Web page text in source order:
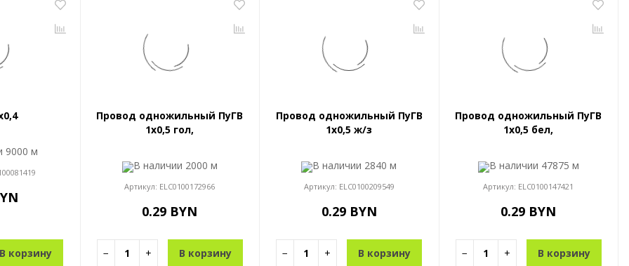
9000 м
В корзину
Провод одножильный ПуГВ
1x0,5 гол,
В наличии 2000 м
Артикул: ELC0100172966
0.29 BYN
− + В корзину
Провод одножильный ПуГВ
1x0,5 ж/з
В наличии 2840 м
Артикул: ELC0100209549
0.29 BYN
− + В корзину
Провод одножильный ПуГВ
1x0,5 бел,
В наличии 47875 м
Артикул: ELC0100147421
0.29 BYN
− + В корзину